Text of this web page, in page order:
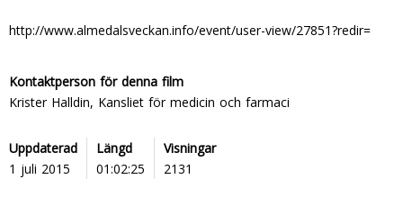
http://www.almedalsveckan.info/event/user-view/27851?redir=
Kontaktperson för denna film
Krister Halldin, Kansliet för medicin och farmaci
Uppdaterad
1 juli 2015
Längd
01:02:25
Visningar
2131